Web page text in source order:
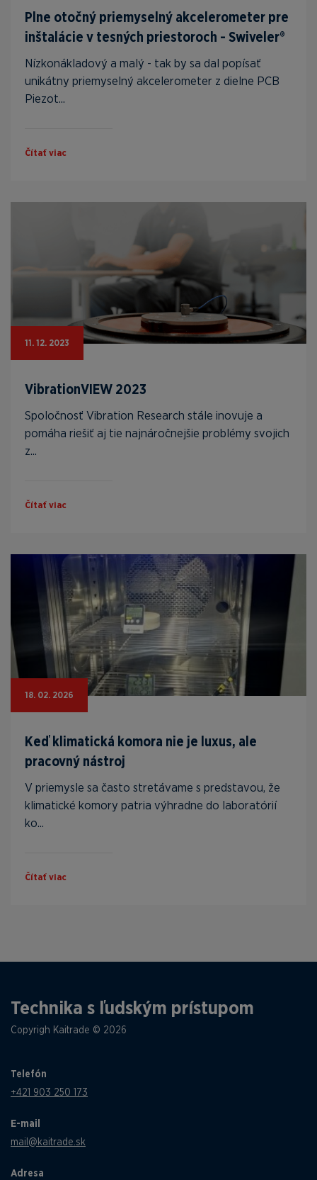
Plne otočný priemyselný akcelerometer pre
inštalácie v tesných priestoroch - Swiveler®
Nízkonákladový a malý - tak by sa dal popísať
unikátny priemyselný akcelerometer z dielne PCB
Piezot...
Čítať viac
11. 12. 2023
VibrationVIEW 2023
Spoločnosť Vibration Research stále inovuje a
pomáha riešiť aj tie najnáročnejšie problémy svojich
z...
Čítať viac
18. 02. 2026
Keď klimatická komora nie je luxus, ale
pracovný nástroj
V priemysle sa často stretávame s predstavou, že
klimatické komory patria výhradne do laboratórií
ko...
Čítať viac
Technika s ľudským prístupom
Copyrigh Kaitrade © 2026
Telefón
+421 903 250 173
E-mail
mail@kaitrade.sk
Adresa